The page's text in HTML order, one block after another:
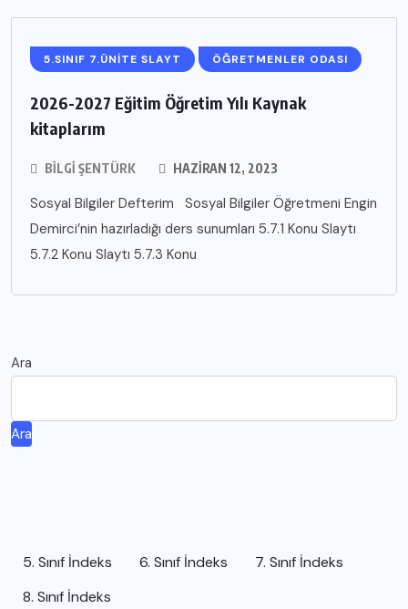
5.SINIF 7.ÜNİTE SLAYT ÖĞRETMENLER ODASI
2026-2027 Eğitim Öğretim Yılı Kaynak
kitaplarım
BILGI ŞENTÜRK HAZIRAN 12, 2023
Sosyal Bilgiler Defterim Sosyal Bilgiler Öğretmeni Engin
Demirci’nin hazırladığı ders sunumları 5.7.1 Konu Slaytı
5.7.2 Konu Slaytı 5.7.3 Konu
Ara
Ara
5. Sınıf İndeks 6. Sınıf İndeks
7. Sınıf İndeks
8. Sınıf İndeks